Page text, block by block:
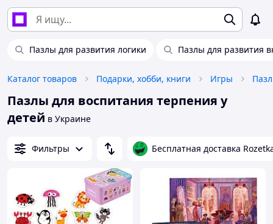
Пазлы для развития логики Пазлы для развития
Каталог товаров Подарки, хобби, книги Игры
Пазлы для воспитания терпения у
детей в Украине
Фильтры Бесплатная доставка